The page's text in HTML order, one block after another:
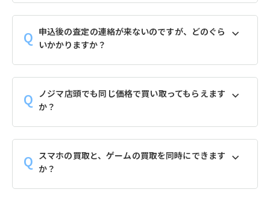
申込後の査定の連絡が来ないのですが、どのぐら
いかかりますか？
ノジマ店頭でも同じ価格で買い取ってもらえます
か？
スマホの買取と、ゲームの買取を同時にできます
か？